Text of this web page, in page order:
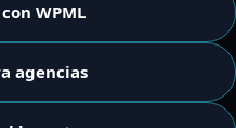
WPML
agencias